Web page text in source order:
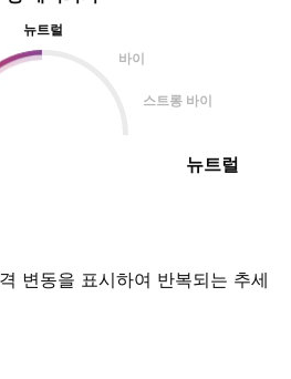
뉴트럴
바이
스트롱 바이
뉴트럴
변동을 표시하여 반복되는 추세